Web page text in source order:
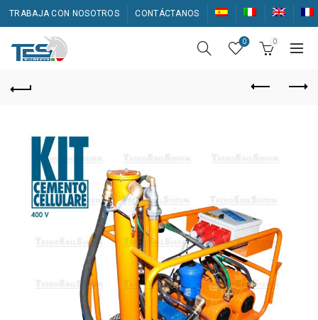
TRABAJA CON NOSOTROS CONTÁCTANOS
0 0